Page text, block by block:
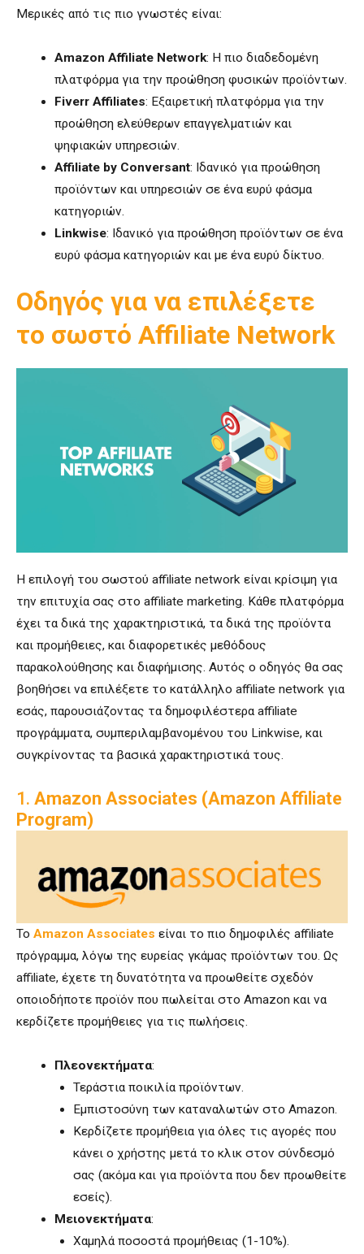
Μερικές από τις πιο γνωστές είναι:
Amazon Affiliate Network: Η πιο διαδεδομένη
πλατφόρμα για την προώθηση φυσικών προϊόντων.
Fiverr Affiliates: Εξαιρετική πλατφόρμα για την
προώθηση ελεύθερων επαγγελματιών και
ψηφιακών υπηρεσιών.
Affiliate by Conversant: Ιδανικό για προώθηση
προϊόντων και υπηρεσιών σε ένα ευρύ φάσμα
κατηγοριών.
Linkwise: Ιδανικό για προώθηση προϊόντων σε ένα
ευρύ φάσμα κατηγοριών και με ένα ευρύ δίκτυο.
Οδηγός για να επιλέξετε
το σωστό Affiliate Network
Η επιλογή του σωστού affiliate network είναι κρίσιμη για
την επιτυχία σας στο affiliate marketing. Κάθε πλατφόρμα
έχει τα δικά της χαρακτηριστικά, τα δικά της προϊόντα
και προμήθειες, και διαφορετικές μεθόδους
παρακολούθησης και διαφήμισης. Αυτός ο οδηγός θα σας
βοηθήσει να επιλέξετε το κατάλληλο affiliate network για
εσάς, παρουσιάζοντας τα δημοφιλέστερα affiliate
προγράμματα, συμπεριλαμβανομένου του Linkwise, και
συγκρίνοντας τα βασικά χαρακτηριστικά τους.
1. Amazon Associates (Amazon Affiliate
Program)
Το Amazon Associates είναι το πιο δημοφιλές affiliate
πρόγραμμα, λόγω της ευρείας γκάμας προϊόντων του. Ως
affiliate, έχετε τη δυνατότητα να προωθείτε σχεδόν
οποιοδήποτε προϊόν που πωλείται στο Amazon και να
κερδίζετε προμήθειες για τις πωλήσεις.
Πλεονεκτήματα:
Τεράστια ποικιλία προϊόντων.
Εμπιστοσύνη των καταναλωτών στο Amazon.
Κερδίζετε προμήθεια για όλες τις αγορές που
κάνει ο χρήστης μετά το κλικ στον σύνδεσμό
σας (ακόμα και για προϊόντα που δεν προωθείτε
εσείς).
Μειονεκτήματα:
Χαμηλά ποσοστά προμήθειας (1-10%).